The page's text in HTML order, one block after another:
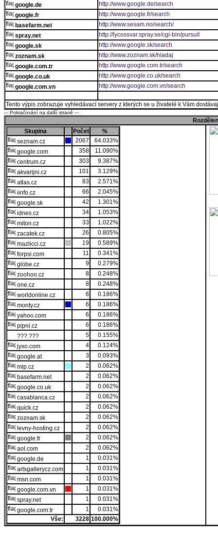
google.de
http://www.google.de/search
google.fr
http://www.google.fr/search
basefarm.net
http://www.sesam.no/search/
spray.net
http://lycossvar.spray.se/cgi-bin/pursuit
google.sk
http://www.google.sk/search
zoznam.sk
http://www.zoznam.sk/hladaj
google.com.tr
http://www.google.com.tr/search
google.co.uk
http://www.google.co.uk/search
google.com.vn
http://www.google.com.vn/search
Tento výpis zobrazuje vyhledávací servery z kterých se u živatelé k Vám
--- Pokračování na další straně ---
Skupina
Počet
%
seznam.cz
2067
64.033%
google.com
358
11.090%
centrum.cz
303
9.387%
akvarijni.cz
101
3.129%
atlas.cz
83
2.571%
iinfo.cz
66
2.045%
google.sk
42
1.301%
idnes.cz
34
1.053%
miton.cz
33
1.022%
zacatek.cz
26
0.805%
mazlicci.cz
19
0.589%
forpsi.com
11
0.341%
globe.cz
9
0.279%
zoohoo.cz
8
0.248%
one.cz
8
0.248%
worldonline.cz
6
0.186%
monty.cz
6
0.186%
yahoo.com
6
0.186%
pipni.cz
6
0.186%
???.???
5
0.155%
jyxo.com
4
0.124%
google.at
3
0.093%
mlp.cz
2
0.062%
basefarm.net
2
0.062%
google.co.uk
2
0.062%
casablanca.cz
2
0.062%
quick.cz
2
0.062%
zoznam.sk
2
0.062%
levny-hosting.cz
2
0.062%
google.fr
2
0.062%
aol.com
2
0.062%
google.de
1
0.031%
artsgallerycz.com
1
0.031%
msn.com
1
0.031%
google.com.vn
1
0.031%
spray.net
1
0.031%
google.com.tr
1
0.031%
Vše:
3228 100.000%